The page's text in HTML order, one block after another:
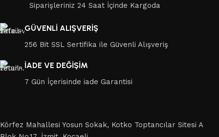
Siparişleriniz 24 Saat İçinde Kargoda
GÜVENLİ ALIŞVERİŞ
256 Bit SSL Sertifika ile Güvenli Alışveriş
İADE VE DEĞİŞİM
7 Gün İçerisinde iade Garantisi
Körfez Mahallesi Yosun Sokak, Kotko Toptancılar Sitesi A